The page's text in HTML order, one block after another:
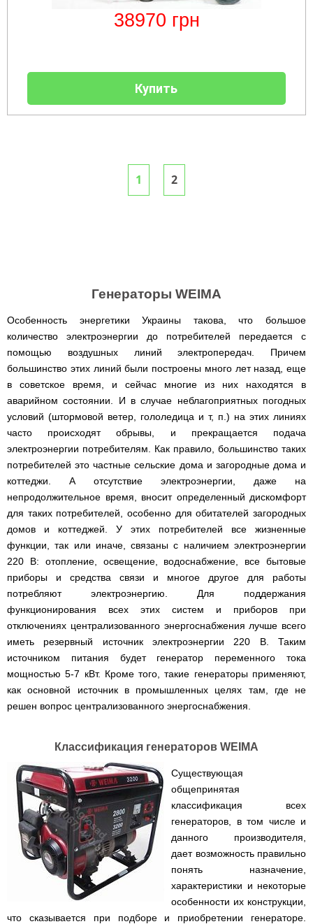
38970 грн
Купить
1 2
Генераторы WEIMA
Особенность энергетики Украины такова, что большое
количество электроэнергии до потребителей передается с
помощью воздушных линий электропередач. Причем
большинство этих линий были построены много лет назад, еще
в советское время, и сейчас многие из них находятся в
аварийном состоянии. И в случае неблагоприятных погодных
условий (штормовой ветер, гололедица и т, п.) на этих линиях
часто происходят обрывы, и прекращается подача
электроэнергии потребителям. Как правило, большинство таких
потребителей это частные сельские дома и загородные дома и
коттеджи. А отсутствие электроэнергии, даже на
непродолжительное время, вносит определенный дискомфорт
для таких потребителей, особенно для обитателей загородных
домов и коттеджей. У этих потребителей все жизненные
функции, так или иначе, связаны с наличием электроэнергии
220 В: отопление, освещение, водоснабжение, все бытовые
приборы и средства связи и многое другое для работы
потребляют электроэнергию. Для поддержания
функционирования всех этих систем и приборов при
отключениях централизованного энергоснабжения лучше всего
иметь резервный источник электроэнергии 220 В. Таким
источником питания будет генератор переменного тока
мощностью 5-7 кВт. Кроме того, такие генераторы применяют,
как основной источник в промышленных целях там, где не
решен вопрос централизованного энергоснабжения.
Классификация генераторов WEIMA
Существующая
общепринятая
классификация всех
генераторов, в том числе и
данного производителя,
дает возможность правильно
понять назначение,
характеристики и некоторые
особенности их конструкции,
что сказывается при подборе и приобретении генераторе.